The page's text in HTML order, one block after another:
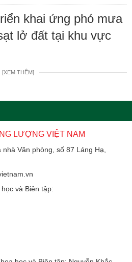
khai ứng phó mưa
lở đất tại khu vực
[XEM THÊM]
LƯỢNG VIỆT NAM
Văn phòng, số 87 Láng Hạ,
và Biên tập: